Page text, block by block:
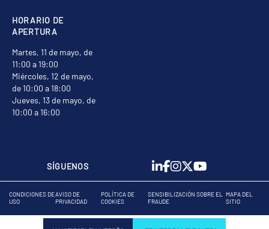
HORARIO DE
APERTURA
Martes, 11 de mayo, de
11:00 a 19:00
Miércoles, 12 de mayo,
de 10:00 a 18:00
Jueves, 13 de mayo, de
10:00 a 16:00
SÍGUENOS
CONDICIONES DE
USO
AVISO DE
PRIVACIDAD
POLÍTICA DE
COOKIES
SENSIBILIZACIÓN SOBRE EL
FRAUDE
MAPA DEL
SITIO